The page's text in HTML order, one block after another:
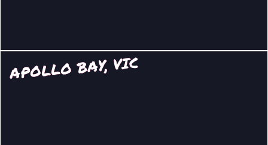
APOLLO BAY, VIC